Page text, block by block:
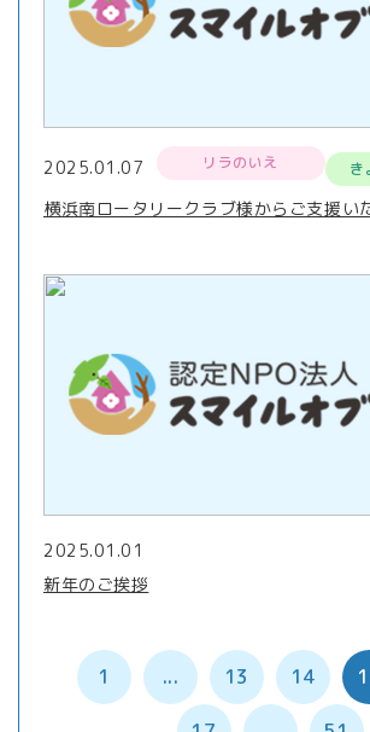
2025.01.07 リラのいえ き
横浜南ロータリークラブ様からご支援い
2025.01.01
新年のご挨拶
1 ... 13 14